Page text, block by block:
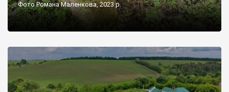
Фото Романа Маленкова, 2023 р.